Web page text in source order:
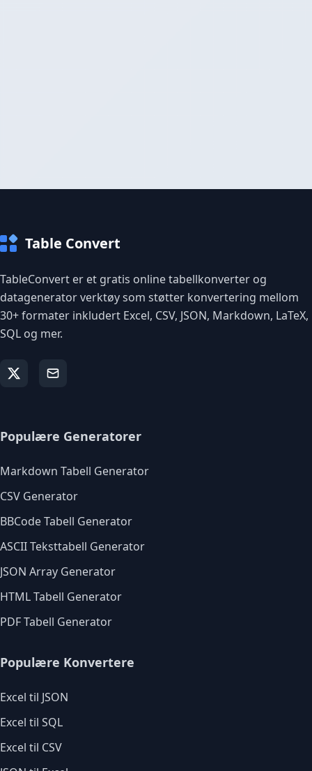
Table Convert
TableConvert er et gratis online tabellkonverter og
datagenerator verktøy som støtter konvertering mellom
30+ formater inkludert Excel, CSV, JSON, Markdown, LaTeX,
SQL og mer.
Populære Generatorer
Markdown Tabell Generator
CSV Generator
BBCode Tabell Generator
ASCII Teksttabell Generator
JSON Array Generator
HTML Tabell Generator
PDF Tabell Generator
Populære Konvertere
Excel til JSON
Excel til SQL
Excel til CSV